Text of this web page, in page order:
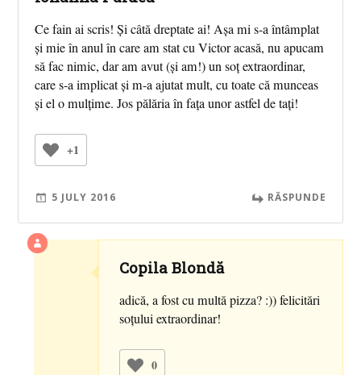
Ce fain ai scris! Și câtă dreptate ai! Așa mi s-a întâmplat
și mie în anul în care am stat cu Victor acasă, nu apucam
să fac nimic, dar am avut (și am!) un soț extraordinar,
care s-a implicat și m-a ajutat mult, cu toate că munceas
și el o mulțime. Jos pălăria în fața unor astfel de tați!
+1
5 JULY 2016 RĂSPUNDE
Copila Blondă
adică, a fost cu multă pizza? :)) felicitări
soţului extraordinar!
0